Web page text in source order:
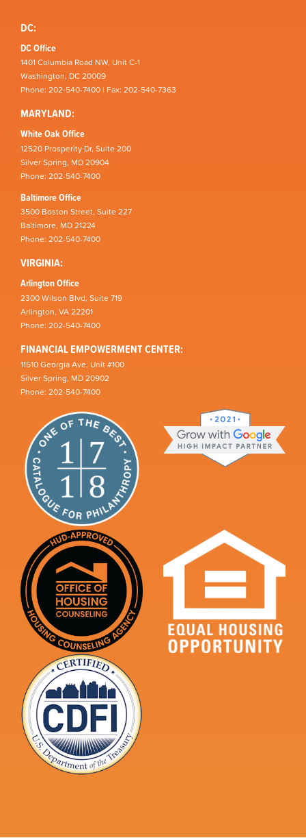
DC:
DC Office
1401 Columbia Road NW, Unit C-1
Washington, DC 20009
Phone: 202-540-7400 | Fax: 202-540-7363
MARYLAND:
White Oak Office
12520 Prosperity Dr, Suite 200
Silver Spring, MD 20904
Phone: 202-540-7400
Baltimore Office
3500 Boston Street, Suite 227
Baltimore, MD 21224
Phone: 202-540-7400
VIRGINIA:
Arlington Office
2300 Wilson Blvd, Suite 719
Arlington, VA 22201
Phone: 202-540-7400
FINANCIAL EMPOWERMENT CENTER:
11510 Georgia Ave, Unit #100
Silver Spring, MD 20902
Phone: 202-540-7400